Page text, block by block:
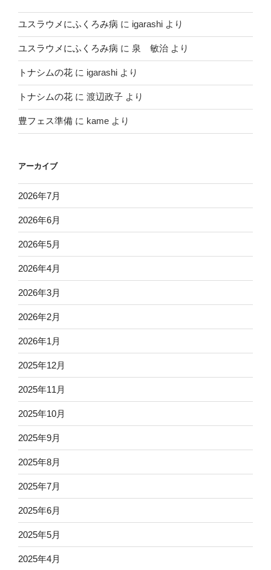
ユスラウメにふくろみ病 に igarashi より
ユスラウメにふくろみ病 に 泉 敏治 より
トナシムの花 に igarashi より
トナシムの花 に 渡辺政子 より
豊フェス準備 に kame より
アーカイブ
2026年7月
2026年6月
2026年5月
2026年4月
2026年3月
2026年2月
2026年1月
2025年12月
2025年11月
2025年10月
2025年9月
2025年8月
2025年7月
2025年6月
2025年5月
2025年4月